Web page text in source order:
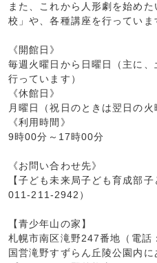
また、これから人形劇を始め
校」や、各種講座を行っていま
《開館日》
毎週火曜日から日曜日（主に
行っています）
《休館日》
月曜日（祝日のときは翌日の火
《利用時間》
9時00分～17時00分
《お問い合わせ先》
【子ども未来局子ども育成部
011-211-2942）
【青少年山の家】
札幌市南区滝野247番地（電話
国営滝野すずらん丘陵公園内